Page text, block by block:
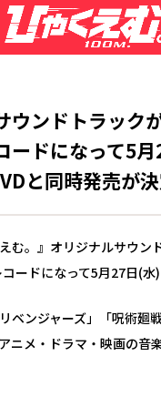
ウンドトラック
ードになって5
と同時発売が決
む。』オリジナルサウン
ードになって5月27日(水)
ベンジャーズ」「呪術廻
ニメ・ドラマ・映画の音